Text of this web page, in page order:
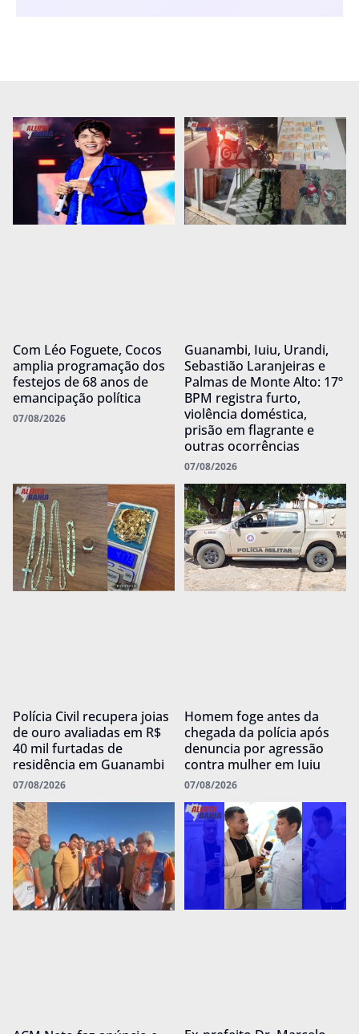
Com Léo Foguete, Cocos
amplia programação dos
festejos de 68 anos de
emancipação política
07/08/2026
Guanambi, Iuiu, Urandi,
Sebastião Laranjeiras e
Palmas de Monte Alto: 17º
BPM registra furto,
violência doméstica,
prisão em flagrante e
outras ocorrências
07/08/2026
Polícia Civil recupera joias
de ouro avaliadas em R$
40 mil furtadas de
residência em Guanambi
07/08/2026
Homem foge antes da
chegada da polícia após
denuncia por agressão
contra mulher em Iuiu
07/08/2026